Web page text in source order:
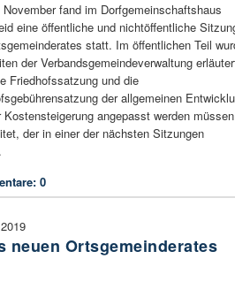
fand im Dorfgemeinschaftshaus
eine öffentliche und nichtöffentliche
statt. Im öffentlichen Teil
der Verbandsgemeindeverwaltung
Friedhofssatzung und die
der allgemeinen
Kostensteigerung angepasst werden
der in einer der nächsten Sitzungen
0
neuen Ortsgemeinderates